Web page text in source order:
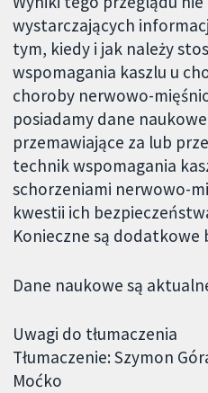
wystarczających
tym, kiedy i jak należy
wspomagania kaszlu u
choroby nerwowo-
posiadamy dane
przemawiające za lub
technik wspomagania
schorzeniami nerwowo-
kwestii ich
Konieczne są dodatkowe
Dane naukowe są
Uwagi do tłumaczenia
Tłumaczenie: Szymon
Moćko